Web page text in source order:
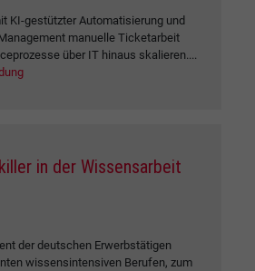
KI-gestützter Automatisierung und
manuelle Ticketarbeit
über IT hinaus skalieren....
in der Wissensarbeit
der deutschen Erwerbstätigen
wissensintensiven Berufen, zum